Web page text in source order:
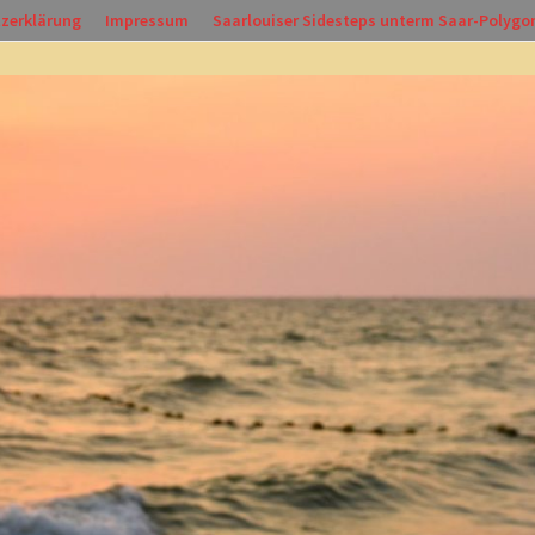
Impressum Saarlouiser Sidesteps unterm Saar-